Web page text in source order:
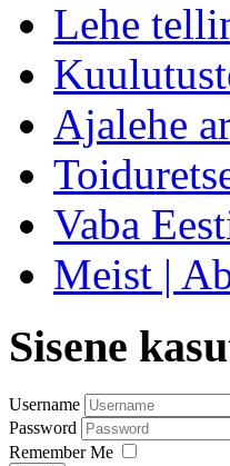
Lehe
Ajalehe
Vaba
Meist |
Sisene
Username
Password
Remember Me